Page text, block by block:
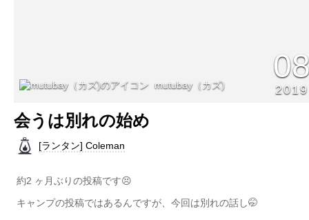
mutubay（カズ) 2019
会うは別れの始め
[ランタン] Coleman
約2 ヶ月ぶりの投稿です😣
キャンプの投稿ではあるんですが、今回は別れの話し🤭